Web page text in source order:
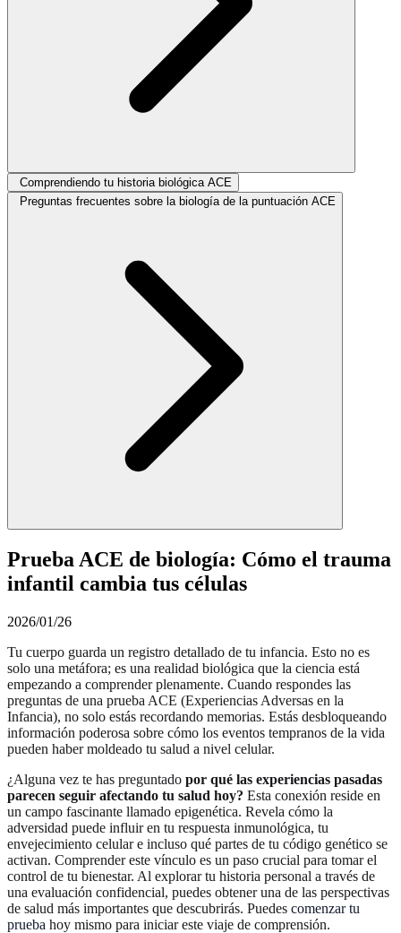
Comprendiendo tu historia biológica ACE
Preguntas frecuentes sobre la biología de la puntuación ACE
Prueba ACE de biología: Cómo el trauma
infantil cambia tus células
2026/01/26
Tu cuerpo guarda un registro detallado de tu infancia. Esto no es
solo una metáfora; es una realidad biológica que la ciencia está
empezando a comprender plenamente. Cuando respondes las
preguntas de una prueba ACE (Experiencias Adversas en la
Infancia), no solo estás recordando memorias. Estás desbloqueando
información poderosa sobre cómo los eventos tempranos de la vida
pueden haber moldeado tu salud a nivel celular.
¿Alguna vez te has preguntado por qué las experiencias pasadas
parecen seguir afectando tu salud hoy? Esta conexión reside en
un campo fascinante llamado epigenética. Revela cómo la
adversidad puede influir en tu respuesta inmunológica, tu
envejecimiento celular e incluso qué partes de tu código genético se
activan. Comprender este vínculo es un paso crucial para tomar el
control de tu bienestar. Al explorar tu historia personal a través de
una evaluación confidencial, puedes obtener una de las perspectivas
de salud más importantes que descubrirás. Puedes comenzar tu
prueba hoy mismo para iniciar este viaje de comprensión.